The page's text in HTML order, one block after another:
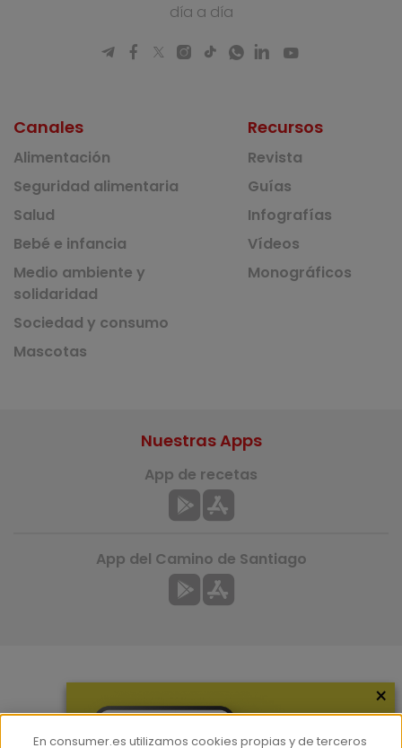
día a día
Canales
Alimentación
Seguridad alimentaria
Salud
Bebé e infancia
Medio ambiente y
solidaridad
Sociedad y consumo
Mascotas
Recursos
Revista
Guías
Infografías
Vídeos
Monográficos
Nuestras Apps
App de recetas
App del Camino de Santiago
×
En consumer.es utilizamos cookies propias y de terceros